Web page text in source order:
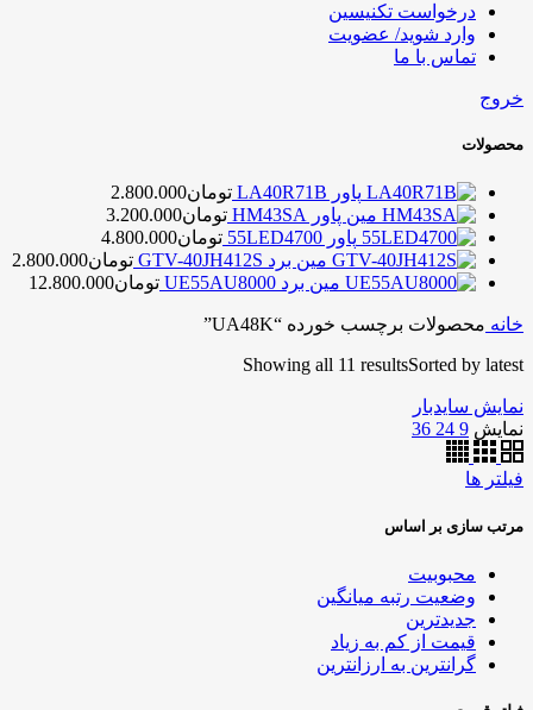
درخواست تکنیسین
وارد شوید/ عضویت
تماس با ما
خروج
محصولات
پاور LA40R71B تومان2.800.000
مین پاور HM43SA
تومان3.200.000
پاور 55LED4700
تومان4.800.000
مین برد GTV-40JH412S
تومان2.800.000
مین برد UE55AU8000
تومان12.800.000
خانه محصولات برچسب خورده “UA48K”
Showing all 11 resultsSorted by latest
نمایش سایدبار
نمایش 9
24
36
فیلتر ها
مرتب سازی بر اساس
محبوبیت
وضعیت رتبه میانگین
جدیدترین
قیمت از کم به زیاد
گرانترین به ارزانترین